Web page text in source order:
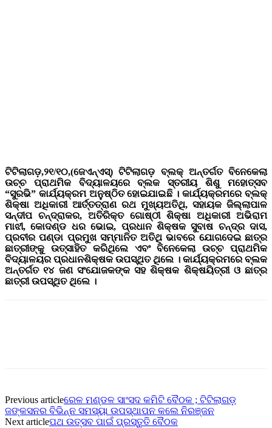
ଟିଟିଲାଗଡ଼,୨୧/୧୦,(ଜେଏନ୍ଏସ୍) ଟିଟିଲାଗଡ଼ ବ୍ଲକ୍ ଅନ୍ତର୍ଗତ ବିନେକେଲା
ଉଚ୍ଚ ପ୍ରାଥମିକ ବିଦ୍ୟାଳୟରେ ବ୍ଲକ ସ୍ତରୀୟ ଶିଶୁ ମହୋତ୍ସବ
“ସୁରଭି” କାର୍ଯ୍ୟକ୍ରମ ଅନୁଷ୍ଠିତ ହୋଇଯାଇଛି । କାର୍ଯ୍ୟକ୍ରମରେ ବ୍ଲକ୍
ଶିକ୍ଷା ଅଧିକାରୀ ଆର୍ତ୍ତତ୍ରାଣ ରଥ ମୁଖ୍ୟଅତିଥି, ସହାୟକ ଜିଲ୍ଲାପାଳ
ସନ୍ଦୀପ ଚନ୍ଦ୍ରାକର, ଅତିରିକ୍ତ ଗୋଷ୍ଠୀ ଶିକ୍ଷା ଅଧିକାରୀ ଅଭିରାମ
ମାଝୀ, କୋଦଣ୍ଡ ଧର ଭୋଇ, ପ୍ରଧାନ ଶିକ୍ଷକ ସୁବାଷ ଚନ୍ଦ୍ର ଦାସ,
ପ୍ରବୀର ପଣ୍ଡା ପ୍ରମୁଖ ସମ୍ମାନିତ ଅତିଥି ଭାବରେ ଯୋଗଦେଇ ଛାତ୍ର
ଛାତ୍ରୀଙ୍କୁ ଉତ୍ସାହିତ କରିଥିଲେ ଏବଂ ବିନେକେଲା ଉଚ୍ଚ ପ୍ରାଥମିକ
ବିଦ୍ୟାଳୟର ପ୍ରଧାନଶିକ୍ଷକ ଉପସ୍ଥିତ ଥିଲେ । କାର୍ଯ୍ୟକ୍ରମରେ ବ୍ଲକ
ଅନ୍ତର୍ଗତ ୧୪ ଜଣ ସଂଯୋଜକଙ୍କ ସହ ଶିକ୍ଷକ ଶିକ୍ଷୟିତ୍ରୀ ଓ ଛାତ୍ର
ଛାତ୍ରୀ ଉପସ୍ଥିତ ଥିଲେ ।
Previous articleରେଳ ମଣ୍ଡଳ ସାଂସଦ କମିଟି ବୈଠକ ; ଟିଟିଲାଗଡ଼
ଜଙ୍କସନର ବିଭିନ୍ନ ସମସ୍ୟା ଉପସ୍ଥାପନ କଲେ ନିରଞ୍ଜନ
Next articleପଥ ଉତ୍ସବ ପାଇଁ ପ୍ରସ୍ତୁତି ବୈଠକ